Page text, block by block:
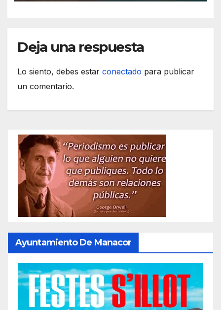
Deja una respuesta
Lo siento, debes estar conectado para publicar
un comentario.
Ayuntamiento De Manacor